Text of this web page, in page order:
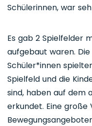
Schülerinnen, war
Es gab 2 Spielfelder
aufgebaut waren.
Schüler*innen
Spielfeld und die
sind, haben auf dem
erkundet. Eine